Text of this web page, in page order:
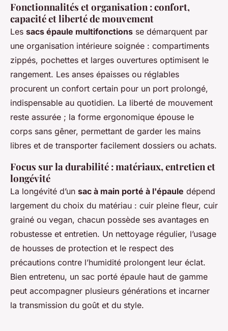
Fonctionnalités et organisation : confort,
capacité et liberté de mouvement
Les sacs épaule multifonctions se démarquent par
une organisation intérieure soignée : compartiments
zippés, pochettes et larges ouvertures optimisent le
rangement. Les anses épaisses ou réglables
procurent un confort certain pour un port prolongé,
indispensable au quotidien. La liberté de mouvement
reste assurée ; la forme ergonomique épouse le
corps sans gêner, permettant de garder les mains
libres et de transporter facilement dossiers ou achats.
Focus sur la durabilité : matériaux, entretien et
longévité
La longévité d’un sac à main porté à l'épaule dépend
largement du choix du matériau : cuir pleine fleur, cuir
grainé ou vegan, chacun possède ses avantages en
robustesse et entretien. Un nettoyage régulier, l’usage
de housses de protection et le respect des
précautions contre l’humidité prolongent leur éclat.
Bien entretenu, un sac porté épaule haut de gamme
peut accompagner plusieurs générations et incarner
la transmission du goût et du style.